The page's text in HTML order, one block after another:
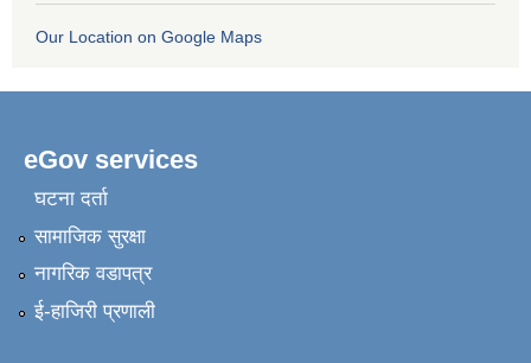
Our Location on Google Maps
eGov services
घटना दर्ता
सामाजिक सुरक्षा
नागरिक वडापत्र
ई-हाजिरी प्रणाली